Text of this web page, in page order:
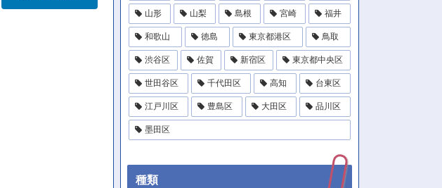
山形 山梨 島根 宮崎 福井
和歌山 徳島 東京都港区 鳥取
渋谷区 佐賀 新宿区 東京都中央区
世田谷区 千代田区 高知 台東区
江戸川区 豊島区 大田区 品川区
墨田区
種類